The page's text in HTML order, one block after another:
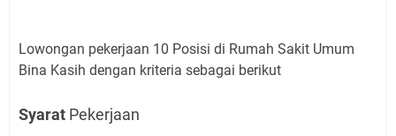
Lowongan pekerjaan 10 Posisi di Rumah Sakit Umum
Bina Kasih dengan kriteria sebagai berikut
Syarat Pekerjaan